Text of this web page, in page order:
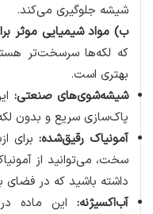
شیشه جلوگیری می‌کند.
ب) مواد شیمیایی موثر
که لکه‌ها سرسخت‌تر
بهتری است.
شیشه‌شوی‌های صنعتی:
پاک‌سازی سریع و بدون
آمونیاک رقیق‌شده:برای
سخت، می‌توانید از
داشته باشید که در فضای
آب‌اکسیژنه: این ماده